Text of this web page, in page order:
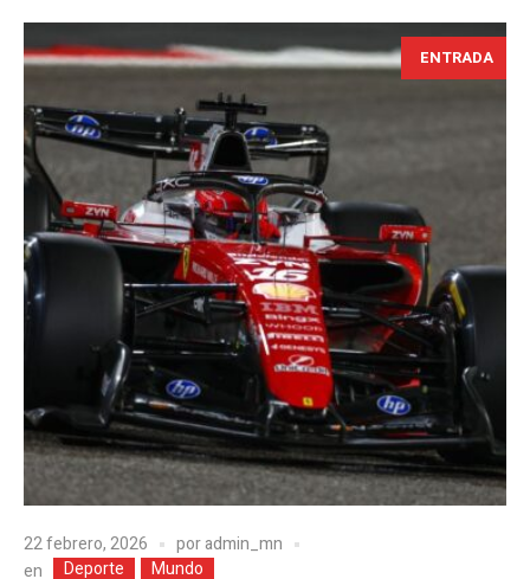
ENTRADA
22 febrero, 2026 poradmin_mn
en
Deporte Mundo